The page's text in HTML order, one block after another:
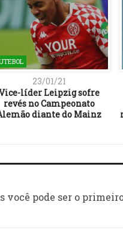
23/01/21
líder Leipzig sofre
revés no Campeonato
diante do Mainz
você pode ser o